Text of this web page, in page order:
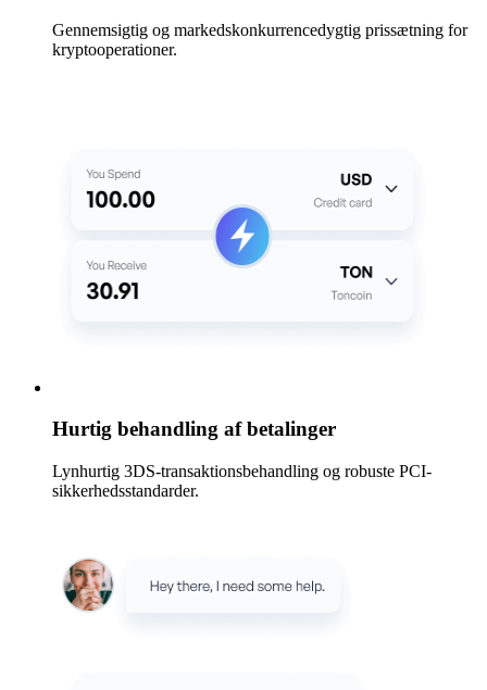
Gennemsigtig og markedskonkurrencedygtig prissætning for
kryptooperationer.
Hurtig behandling af betalinger
Lynhurtig 3DS-transaktionsbehandling og robuste PCI-
sikkerhedsstandarder.